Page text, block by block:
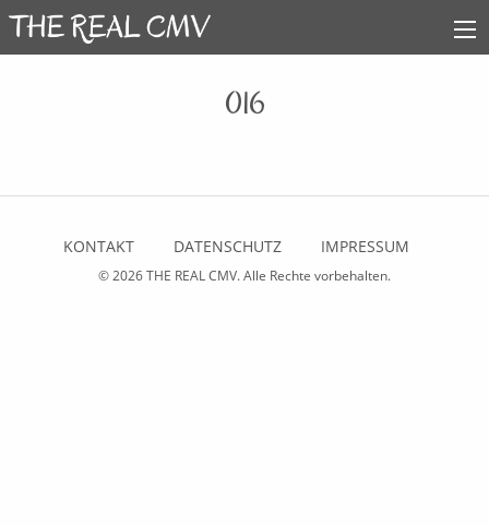
016
KONTAKT DATENSCHUTZ IMPRESSUM
© 2026THE REAL CMV. Alle Rechte vorbehalten.